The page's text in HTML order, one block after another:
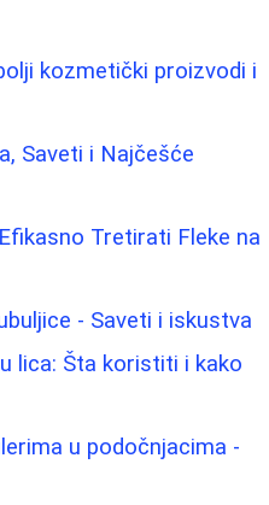
kozmetički proizvodi i
Saveti i Najčešće
Tretirati Fleke na
- Saveti i iskustva
lica: Šta koristiti i kako
u podočnjacima -